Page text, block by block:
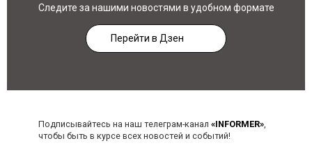
Следите за нашими новостями в удобном формате
Перейти в Дзен
Подписывайтесь на наш телеграм-канал «INFORMER»,
чтобы быть в курсе всех новостей и событий!